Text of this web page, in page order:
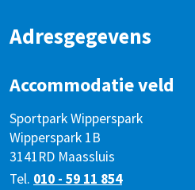
Adresgegevens
Accommodatie veld
Sportpark Wipperspark
Wipperspark 1B
3141RD Maassluis
Tel. 010 - 59 11 854